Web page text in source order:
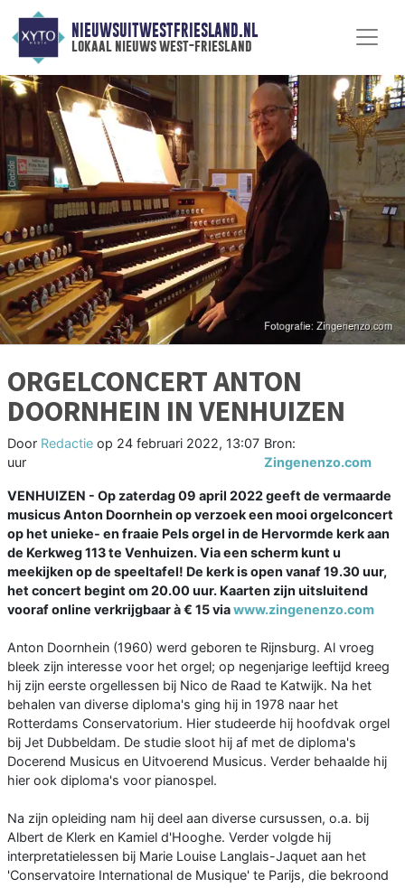
NIEUWSUITWESTFRIESLAND.NL
lokaal nieuws west-friesland
ORGELCONCERT ANTON
DOORNHEIN IN VENHUIZEN
Door Redactie op 24 februari 2022, 13:07
uur
Bron:
Zingenenzo.com
VENHUIZEN - Op zaterdag 09 april 2022 geeft de vermaarde
musicus Anton Doornhein op verzoek een mooi orgelconcert
op het unieke- en fraaie Pels orgel in de Hervormde kerk aan
de Kerkweg 113 te Venhuizen. Via een scherm kunt u
meekijken op de speeltafel! De kerk is open vanaf 19.30 uur,
het concert begint om 20.00 uur. Kaarten zijn uitsluitend
vooraf online verkrijgbaar à € 15 viawww.zingenenzo.com
Anton Doornhein (1960) werd geboren te Rijnsburg. Al vroeg
bleek zijn interesse voor het orgel; op negenjarige leeftijd kreeg
hij zijn eerste orgellessen bij Nico de Raad te Katwijk. Na het
behalen van diverse diploma's ging hij in 1978 naar het
Rotterdams Conservatorium. Hier studeerde hij hoofdvak orgel
bij Jet Dubbeldam. De studie sloot hij af met de diploma's
Docerend Musicus en Uitvoerend Musicus. Verder behaalde hij
hier ook diploma's voor pianospel.
Na zijn opleiding nam hij deel aan diverse cursussen, o.a. bij
Albert de Klerk en Kamiel d'Hooghe. Verder volgde hij
interpretatielessen bij Marie Louise Langlais-Jaquet aan het
'Conservatoire International de Musique' te Parijs, die bekroond